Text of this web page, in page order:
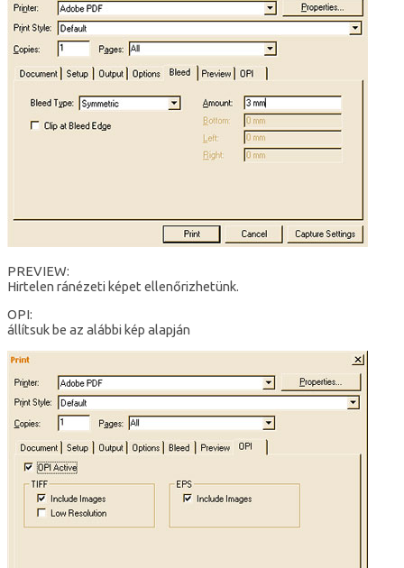
PREVIEW:
Hirtelen ránézeti képet ellenőrizhetünk.
OPI:
állítsuk be az alábbi kép alapján